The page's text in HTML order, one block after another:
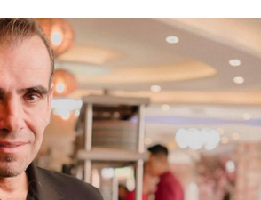
Mondiali calcio 2026